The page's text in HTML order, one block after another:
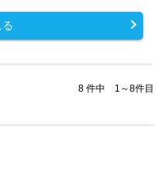
8 件中 1～8件目